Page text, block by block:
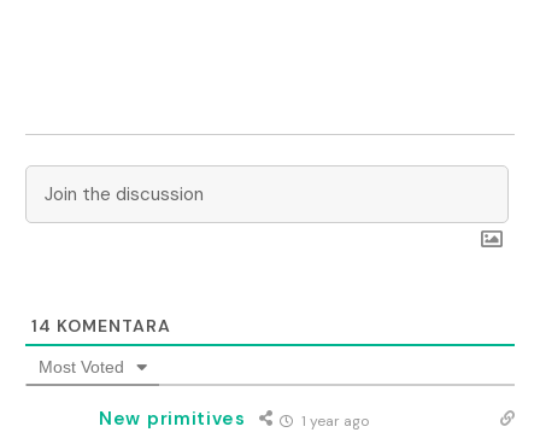
14 KOMENTARA
Most Voted
New primitives 1 year ago